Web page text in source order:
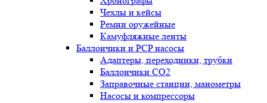
Чехлы и кейсы
Ремни оружейные
Камуфляжные ленты
Баллончики и PCP насосы
Адаптеры, переходники, трубки
Баллончики CO2
Заправочные станции, манометры
Насосы и компрессоры